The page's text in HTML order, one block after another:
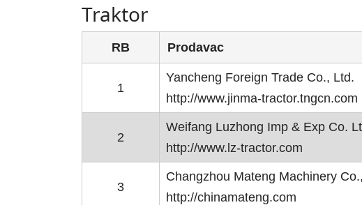
Traktor
RB Prodavac
1
Yancheng Foreign Trade Co., Ltd.
http://www.jinma-tractor.tngcn.com
2
Weifang Luzhong Imp & Exp Co.
http://www.lz-tractor.com
3
Changzhou Mateng Machinery
http://chinamateng.com